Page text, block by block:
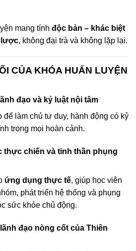
mang tính độc bản – khác biệt
lược, không đại trà và không lặp lại.
CỦA KHÓA HUẤN LUYỆN
đạo và kỷ luật nội tâm
để làm chủ tư duy, hành động có kỷ
trong mọi hoàn cảnh.
thực chiến và tinh thần phụng
ứng dụng thực tế, giúp học viên
phát triển hệ thống và phụng
sức khỏe chủ động.
đạo nòng cốt của Thiên